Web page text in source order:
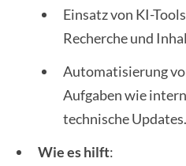
Einsatz von KI-
Recherche und
Automatisierung
Aufgaben wie
technische Updates.
Wie es hilft: